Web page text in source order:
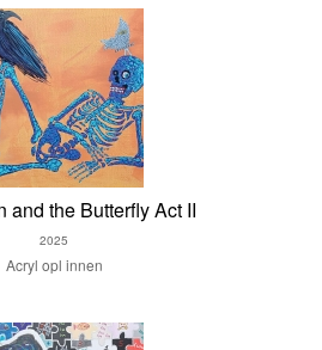
and the Butterfly Act II
2025
Acryl opl innen